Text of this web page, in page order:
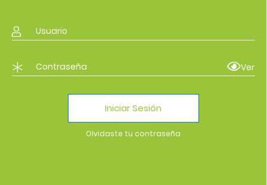
Ver
Iniciar Sesión
Olvidaste tu contraseña